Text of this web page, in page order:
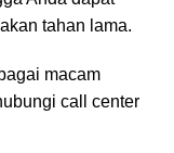
tahan lama.
macam
call center